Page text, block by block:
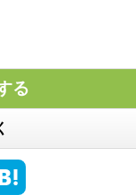
る